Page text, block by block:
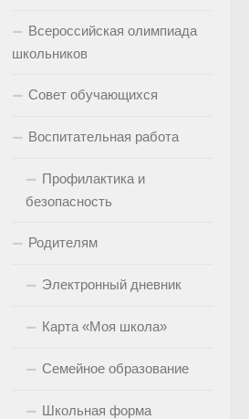
Всероссийская олимпиада
школьников
Совет обучающихся
Воспитательная работа
Профилактика и
безопасность
Родителям
Электронный дневник
Карта «Моя школа»
Семейное образование
Школьная форма